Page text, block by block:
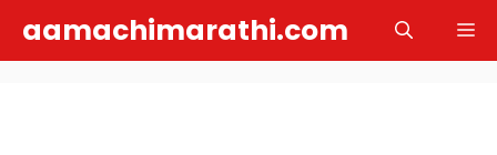
aamachimarathi.com